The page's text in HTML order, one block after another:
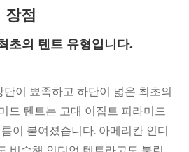
장점
초의 텐트 유형입니다.
단이 뾰족하고 하단이 넓은 최초의
드 텐트는 고대 이집트 피라미드
이 붙여졌습니다. 아메리칸 인디